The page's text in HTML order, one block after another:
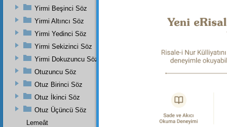
idam-
Dipnot-1
Dipnot-2
Yirmi Beşinci Söz
Yirmi Altıncı Söz
Yirmi Yedinci Söz
Yirmi Sekizinci Söz
Yirmi Dokuzuncu Söz
Otuzuncu Söz
Otuz Birinci Söz
Otuz İkinci Söz
Otuz Üçüncü Söz
Lemeât